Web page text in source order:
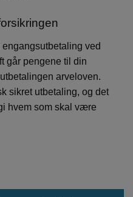
ved
går pengene til din
arveloven.
sikret utbetaling, og det
hvem som skal være